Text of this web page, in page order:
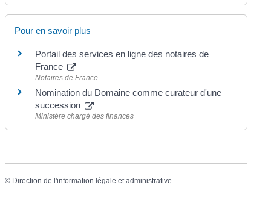
Pour en savoir plus
Portail des services en ligne des notaires de
France
Notaires de France
Nomination du Domaine comme curateur d'une
succession
Ministère chargé des finances
© Direction de l'information légale et administrative